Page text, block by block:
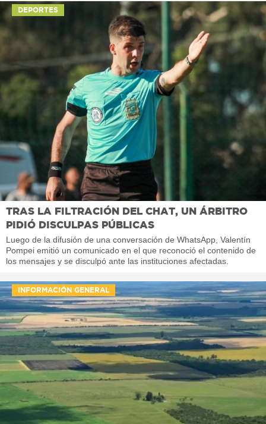
DEPORTES
TRAS LA FILTRACIÓN DEL CHAT, UN ÁRBITRO
PIDIÓ DISCULPAS PÚBLICAS
Luego de la difusión de una conversación de WhatsApp, Valentín
Pompei emitió un comunicado en el que reconoció el contenido de
los mensajes y se disculpó ante las instituciones afectadas.
INFORMACIÓN GENERAL